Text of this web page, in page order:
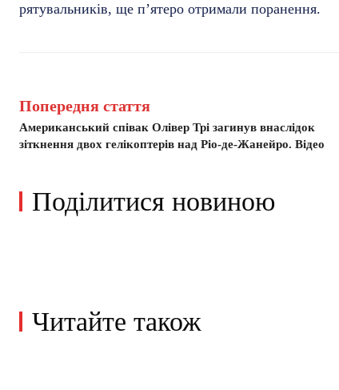
рятувальників, ще п’ятеро отримали поранення.
Попередня стаття
Американський співак Олівер Трі загинув внаслідок
зіткнення двох гелікоптерів над Ріо-де-Жанейро. Відео
Поділитися новиною
Читайте також